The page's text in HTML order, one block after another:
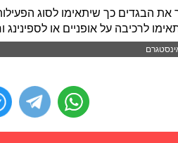
את הבגדים כך שיתאימו לסוג
לרכיבה על אופניים או לספינינג